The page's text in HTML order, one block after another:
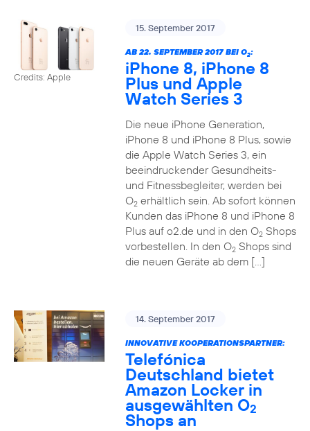
Credits: Apple
15. September 2017
AB 22. SEPTEMBER 2017 BEI O2:
iPhone 8, iPhone 8
Plus und Apple
Watch Series 3
Die neue iPhone Generation,
iPhone 8 und iPhone 8 Plus, sowie
die Apple Watch Series 3, ein
beeindruckender Gesundheits-
und Fitnessbegleiter, werden bei
O2erhältlich sein. Ab sofort können
Kunden das iPhone 8 und iPhone 8
Plus auf o2.de und in den O2Shops
vorbestellen. In den O2Shops sind
die neuen Geräte ab dem […]
14. September 2017
INNOVATIVE KOOPERATIONSPARTNER:
Telefónica
Deutschland bietet
Amazon Locker in
ausgewählten O2
Shops an